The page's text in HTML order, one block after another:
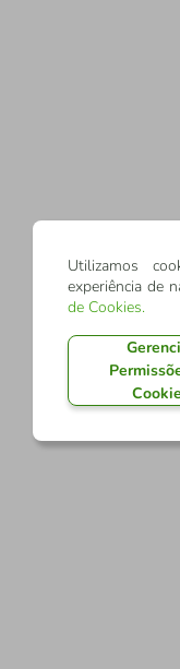
Utilizamos
experiência de
de Cookies.